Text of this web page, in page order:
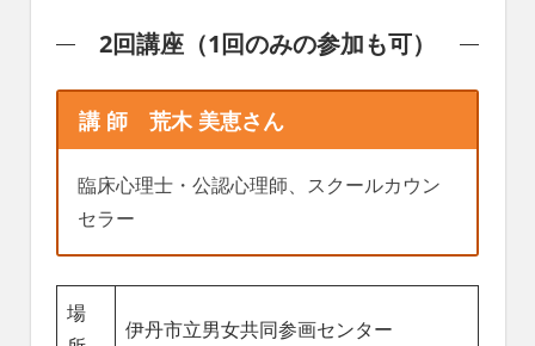
引
ぐ
豊
か
な
ま
ち
へ
2回講座（1回のみの参加も可）
講 師 荒木 美恵さん
臨床心理士・公認心理師、スクールカウン
セラー
場
伊丹市立男女共同参画センター